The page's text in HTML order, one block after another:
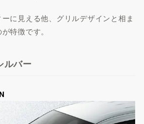
に見える他、グリルデザインと相ま
特徴です。
ルバー